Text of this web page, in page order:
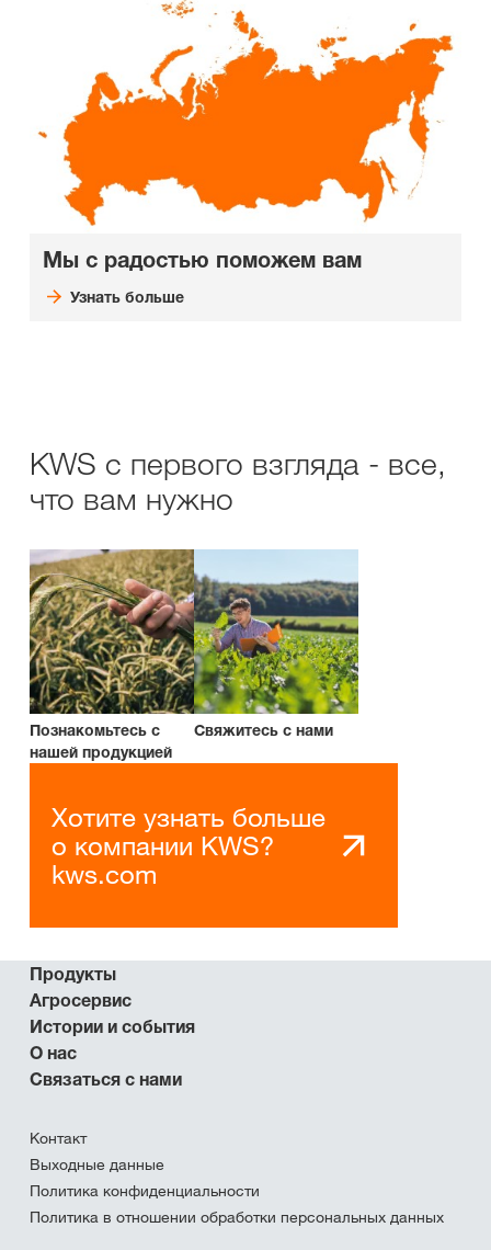
Мы с радостью поможем вам
Узнать больше
KWS с первого взгляда - все,
что вам нужно
Познакомьтесь с
нашей продукцией
Свяжитесь с нами
Хотите узнать больше
о компании KWS?
kws.com
Продукты
Агросервис
Истории и события
О нас
Связаться с нами
Контакт
Выходные данные
Политика конфиденциальности
Политика в отношении обработки персональных данных